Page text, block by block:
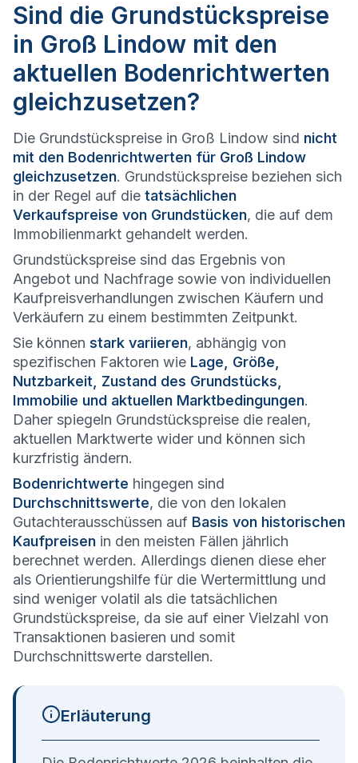
Sind die Grundstückspreise
in Groß Lindow mit den
aktuellen Bodenrichtwerten
gleichzusetzen?
Die Grundstückspreise in Groß Lindow sind nicht
mit den Bodenrichtwerten für Groß Lindow
gleichzusetzen. Grundstückspreise beziehen sich
in der Regel auf die tatsächlichen
Verkaufspreise von Grundstücken, die auf dem
Immobilienmarkt gehandelt werden.
Grundstückspreise sind das Ergebnis von
Angebot und Nachfrage sowie von individuellen
Kaufpreisverhandlungen zwischen Käufern und
Verkäufern zu einem bestimmten Zeitpunkt.
Sie können stark variieren, abhängig von
spezifischen Faktoren wie Lage, Größe,
Nutzbarkeit, Zustand des Grundstücks,
Immobilie und aktuellen Marktbedingungen.
Daher spiegeln Grundstückspreise die realen,
aktuellen Marktwerte wider und können sich
kurzfristig ändern.
Bodenrichtwerte hingegen sind
Durchschnittswerte, die von den lokalen
Gutachterausschüssen auf Basis von historischen
Kaufpreisen in den meisten Fällen jährlich
berechnet werden. Allerdings dienen diese eher
als Orientierungshilfe für die Wertermittlung und
sind weniger volatil als die tatsächlichen
Grundstückspreise, da sie auf einer Vielzahl von
Transaktionen basieren und somit
Durchschnittswerte darstellen.
Erläuterung